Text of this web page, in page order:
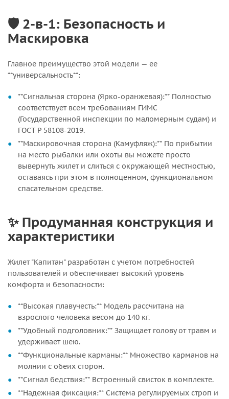
🛡️ 2-в-1: Безопасность и
Маскировка
Главное преимущество этой модели — ее
**универсальность**:
**Сигнальная сторона (Ярко-оранжевая):** Полностью
соответствует всем требованиям ГИМС
(Государственной инспекции по маломерным судам) и
ГОСТ Р 58108-2019.
**Маскировочная сторона (Камуфляж):** По прибытии
на место рыбалки или охоты вы можете просто
вывернуть жилет и слиться с окружающей местностью,
оставаясь при этом в полноценном, функциональном
спасательном средстве.
✨ Продуманная конструкция и
характеристики
Жилет "Капитан" разработан с учетом потребностей
пользователей и обеспечивает высокий уровень
комфорта и безопасности:
**Высокая плавучесть:** Модель рассчитана на
взрослого человека весом до 140 кг.
**Удобный подголовник:** Защищает голову от травм и
удерживает шею.
**Функциональные карманы:** Множество карманов на
молнии с обеих сторон.
**Сигнал бедствия:** Встроенный свисток в комплекте.
**Надежная фиксация:** Система регулируемых строп и